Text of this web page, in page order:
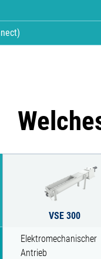
VSE 300
Elektromechanischer
Antrieb